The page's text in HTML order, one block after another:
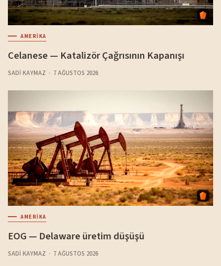
AMERIKA
Celanese — Katalizör Çağrısının Kapanışı
SADI KAYMAZ 7 AĞUSTOS 2026
AMERIKA
EOG — Delaware üretim düşüşü
SADI KAYMAZ 7 AĞUSTOS 2026